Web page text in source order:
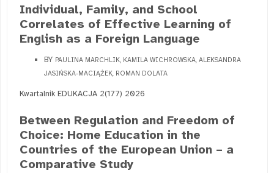
Individual, Family, and School
Correlates of Effective Learning of
English as a Foreign Language
BY PAULINA MARCHLIK, KAMILA WICHROWSKA, ALEKSANDRA
JASIŃSKA-MACIĄŻEK, ROMAN DOLATA
Kwartalnik EDUKACJA 2(177) 2026
Between Regulation and Freedom of
Choice: Home Education in the
Countries of the European Union – a
Comparative Study